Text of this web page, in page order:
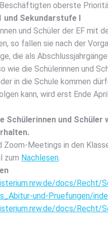
obers­te
und Sekun­dar­stu­fe I
und Schü­ler der EF mit
so fal­len sie nach der
die als
wie die Schü­le­rin­nen und
in die Schu­le kom­men
kann, wird erst Ende
Schü­le­rin­nen und
Zoom-Mee­tings in den
zum Nach­le­sen.
docs/
und-Pruefungen/
docs/